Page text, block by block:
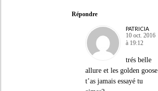
Répondre
PATRICIA
10 oct. 2016
à 19:12
trés belle
allure et les golden goose
t’as jamais essayé tu